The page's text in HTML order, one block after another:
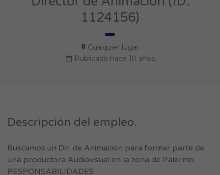
1124156)
Cualquier lugar
Publicado hace 10 años
Descripción del empleo.
Buscamos un Dir. de Animación para formar parte de
una productora Audiovisual en la zona de Palermo.
RESPONSABILIDADES